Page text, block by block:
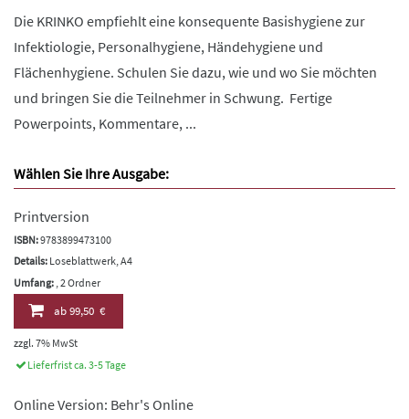
Die KRINKO empfiehlt eine konsequente Basishygiene zur
Infektiologie, Personalhygiene, Händehygiene und
Flächenhygiene. Schulen Sie dazu, wie und wo Sie möchten
und bringen Sie die Teilnehmer in Schwung. Fertige
Powerpoints, Kommentare, ...
Wählen Sie Ihre Ausgabe:
Printversion
ISBN:9783899473100
Details: Loseblattwerk, A4
Umfang: , 2 Ordner
ab99,50 €
zzgl. 7% MwSt
Lieferfrist ca. 3-5 Tage
Online Version: Behr's Online